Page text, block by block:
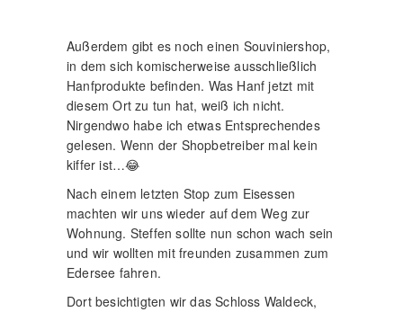
Außerdem gibt es noch einen Souviniershop,
in dem sich komischerweise ausschließlich
Hanfprodukte befinden. Was Hanf jetzt mit
diesem Ort zu tun hat, weiß ich nicht.
Nirgendwo habe ich etwas Entsprechendes
gelesen. Wenn der Shopbetreiber mal kein
kiffer ist…😂
Nach einem letzten Stop zum Eisessen
machten wir uns wieder auf dem Weg zur
Wohnung. Steffen sollte nun schon wach sein
und wir wollten mit freunden zusammen zum
Edersee fahren.
Dort besichtigten wir das Schloss Waldeck,